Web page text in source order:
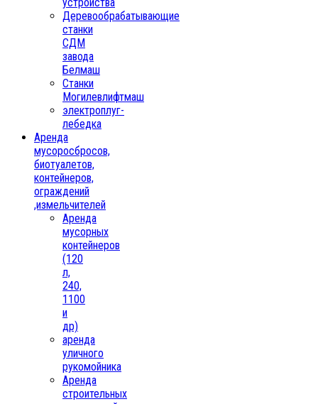
Деревообрабатывающие
станки
СДМ
завода
Белмаш
Станки
Могилевлифтмаш
электроплуг-
лебедка
Аренда
мусоросбросов,
биотуалетов,
контейнеров,
ограждений
,измельчителей
Аренда
мусорных
контейнеров
(120
л,
240,
1100
и
др)
аренда
уличного
рукомойника
Аренда
строительных